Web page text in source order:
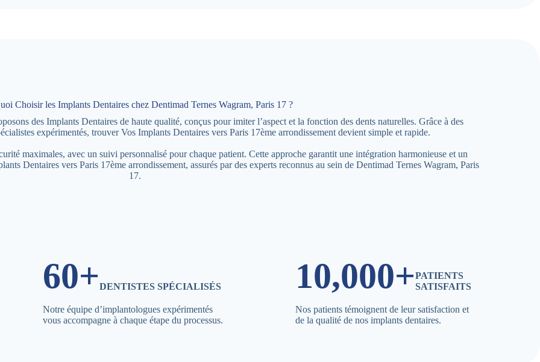
Choisir les Implants Dentaires chez Dentimad Ternes Wagram, Paris 17 ?
des Implants Dentaires de haute qualité, conçus pour imiter l’aspect et la fonction des dents naturelles. Grâce à des
expérimentés, trouver Vos Implants Dentaires vers Paris 17ème arrondissement devient simple et rapide.
maximales, avec un suivi personnalisé pour chaque patient. Cette approche garantit une intégration harmonieuse et un
Dentaires vers Paris 17ème arrondissement, assurés par des experts reconnus au sein de Dentimad Ternes Wagram, Paris
17.
60+DENTISTES SPÉCIALISÉS
Notre équipe d’implantologues expérimentés
vous accompagne à chaque étape du processus.
10,000+PATIENTS
SATISFAITS
Nos patients témoignent de leur satisfaction et
de la qualité de nos implants dentaires.